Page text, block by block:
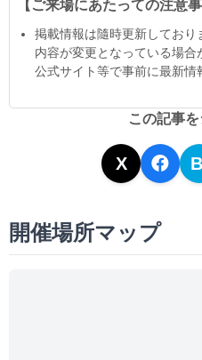
【ご来場にあたっての注意事
掲載情報は隨時更新しており
内容が変更となっている場合
公式サイト等で事前に最新情
この記事
X
開催場所マップ